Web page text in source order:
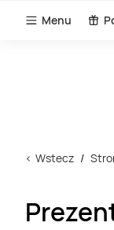
Menu
Wstecz